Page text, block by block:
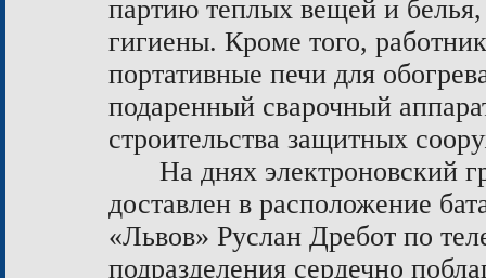
партию теплых вещей и
гигиены. Кроме того,
портативные печи для
подаренный сварочный
строительства защитных
На днях электроновский
доставлен в расположение
«Львов» Руслан Дребот по
подразделения сердечно